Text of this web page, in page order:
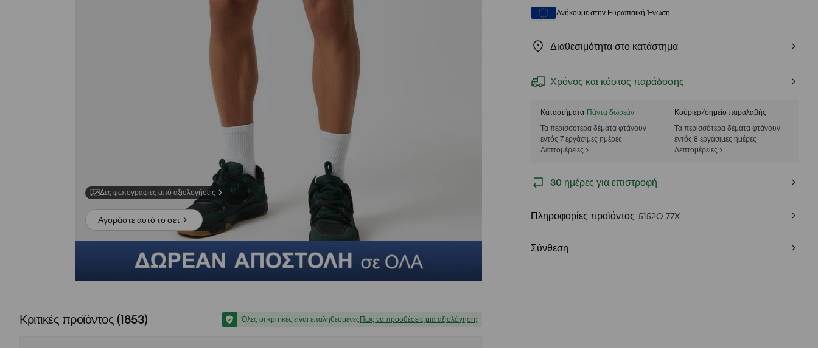
Ανήκουμε στην Ευρωπαϊκή Ένωση
Διαθεσιμότητα στο κατάστημα
Χρόνος και κόστος παράδοσης
Καταστήματα Πάντα δωρεάν
Τα περισσότερα δέματα φτάνουν
εντός 7 εργάσιμες ημέρες
Λεπτομέρειες >
Κούριερ/σημείο παραλαβής
Τα περισσότερα δέματα φτάνουν
εντός 8 εργάσιμες ημέρες
Λεπτομέρειες >
30 ημέρες για επιστροφή
Πληροφορίες προϊόντος 5152O-77X
Σύνθεση
Δες φωτογραφίες από αξιολογήσεις
Αγοράστε αυτό το σετ
Κριτικές προϊόντος (1853) Όλες οι κριτικές είναι επαληθευμένεςΠώς να προσθέσεις μια αξιολόγηση;